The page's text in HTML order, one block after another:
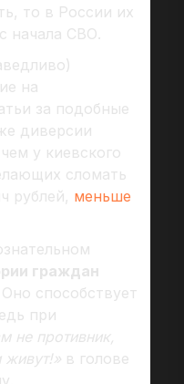
то в России их
начала СВО.
на
за подобные
диверсии
у киевского
сломать
рублей, меньше
граждан
Оно способствует
при
не противник,
живут!»в голове